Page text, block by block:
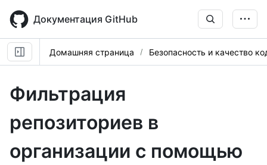
main
content
Документация GitHub
Домашняя страница Безопасность и качество
Фильтрация
репозиториев в
организации с помощью